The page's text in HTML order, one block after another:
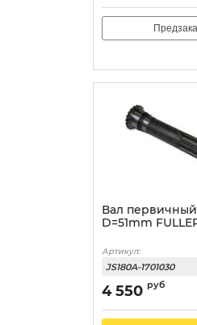
Вал
D=51mm
Артикул:
JS180A-1701030
4 550 руб